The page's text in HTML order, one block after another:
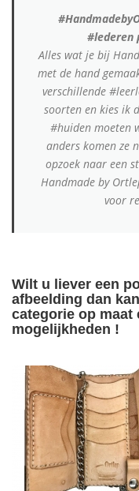
#lederen
Alles wat je bij
met de hand
verschillende
soorten en kies ik
#huiden moeten
anders komen ze
opzoek naar een
Handmade by
voor
Wilt u liever een
afbeelding dan
categorie op maat
mogelijkheden !